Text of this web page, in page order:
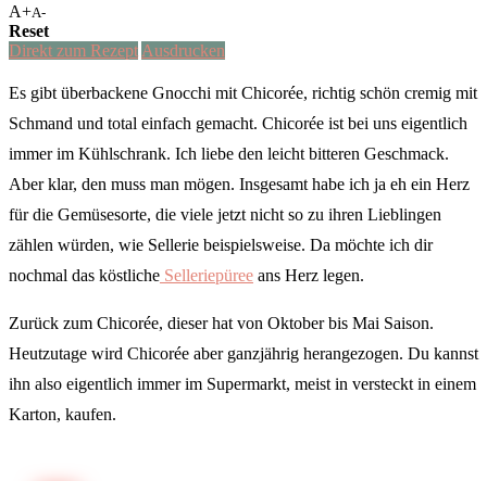
A+A-
Reset
Direkt zum Rezept Ausdrucken
Es gibt überbackene Gnocchi mit Chicorée, richtig schön cremig mit
Schmand und total einfach gemacht. Chicorée ist bei uns eigentlich
immer im Kühlschrank. Ich liebe den leicht bitteren Geschmack.
Aber klar, den muss man mögen. Insgesamt habe ich ja eh ein Herz
für die Gemüsesorte, die viele jetzt nicht so zu ihren Lieblingen
zählen würden, wie Sellerie beispielsweise. Da möchte ich dir
nochmal das köstliche Selleriepüree ans Herz legen.
Zurück zum Chicorée, dieser hat von Oktober bis Mai Saison.
Heutzutage wird Chicorée aber ganzjährig herangezogen. Du kannst
ihn also eigentlich immer im Supermarkt, meist in versteckt in einem
Karton, kaufen.